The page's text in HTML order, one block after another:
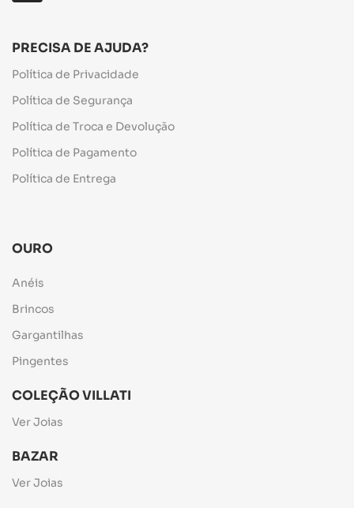
PRECISA DE AJUDA?
Política de Privacidade
Política de Segurança
Política de Troca e Devolução
Política de Pagamento
Política de Entrega
OURO
Anéis
Brincos
Gargantilhas
Pingentes
COLEÇÃO VILLATI
Ver Joias
BAZAR
Ver Joias